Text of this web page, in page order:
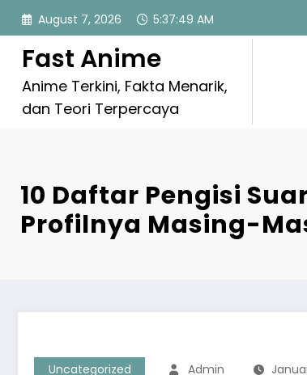
Skip
content
August 7, 2026 5:37:50 AM
Fast Anime
Anime Terkini, Fakta Menarik,
dan Teori Terpercaya
10 Daftar Pengisi
Profilnya Masing-
Uncategorized Admin